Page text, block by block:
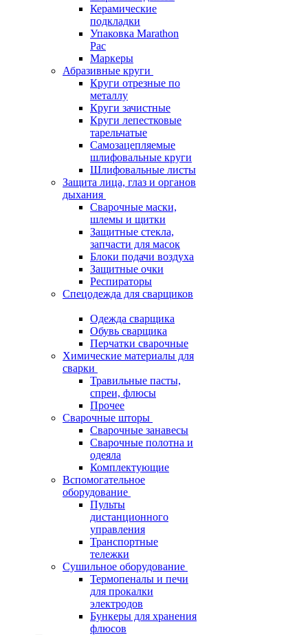
Керамические
подкладки
Упаковка Marathon
Pac
Маркеры
Абразивные круги
Круги отрезные по
металлу
Круги зачистные
Круги лепестковые
тарельчатые
Самозацепляемые
шлифовальные круги
Шлифовальные листы
Защита лица, глаз и органов
дыхания
Сварочные маски,
шлемы и щитки
Защитные стекла,
запчасти для масок
Блоки подачи воздуха
Защитные очки
Респираторы
Спецодежда для сварщиков
Одежда сварщика
Обувь сварщика
Перчатки сварочные
Химические материалы для
сварки
Травильные пасты,
спреи, флюсы
Прочее
Сварочные шторы
Сварочные занавесы
Сварочные полотна и
одеяла
Комплектующие
Вспомогательное
оборудование
Пульты
дистанционного
управления
Транспортные
тележки
Сушильное оборудование
Термопеналы и печи
для прокалки
электродов
Бункеры для хранения
флюсов